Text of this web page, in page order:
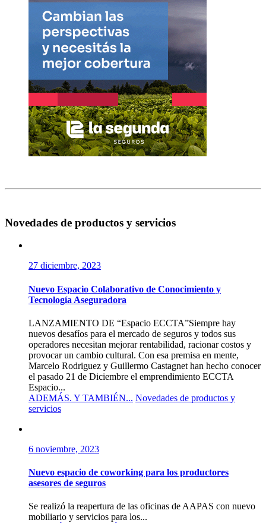
Novedades de productos y servicios
27 diciembre, 2023
Nuevo Espacio Colaborativo de Conocimiento y
Tecnología Aseguradora
LANZAMIENTO DE “Espacio ECCTA”Siempre hay
nuevos desafíos para el mercado de seguros y todos sus
operadores necesitan mejorar rentabilidad, racionar costos y
provocar un cambio cultural. Con esa premisa en mente,
Marcelo Rodriguez y Guillermo Castagnet han hecho conocer
el pasado 21 de Diciembre el emprendimiento ECCTA
Espacio...
ADEMÁS. Y TAMBIÉN... Novedades de productos y
servicios
6 noviembre, 2023
Nuevo espacio de coworking para los productores
asesores de seguros
Se realizó la reapertura de las oficinas de AAPAS con nuevo
mobiliario y servicios para los...